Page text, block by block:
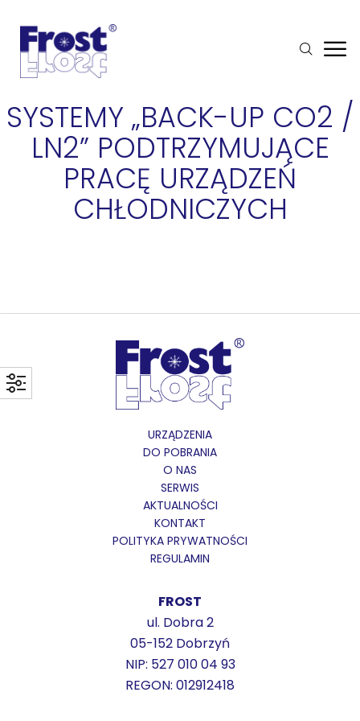
SYSTEMY „BACK-UP CO2 /
LN2” PODTRZYMUJĄCE
PRACĘ URZĄDZEŃ
CHŁODNICZYCH
URZĄDZENIA
DO POBRANIA
O NAS
SERWIS
AKTUALNOŚCI
KONTAKT
POLITYKA PRYWATNOŚCI
REGULAMIN
FROST
ul. Dobra 2
05-152 Dobrzyń
NIP: 527 010 04 93
REGON: 012912418